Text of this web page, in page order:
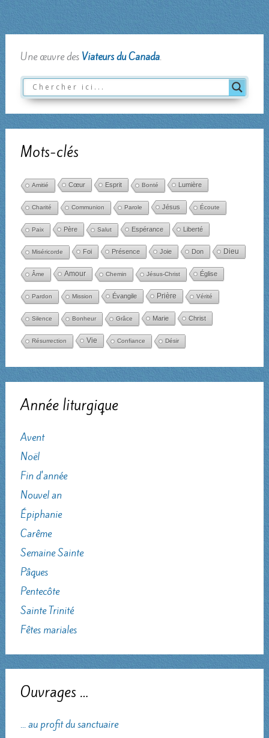
Une œuvre des Viateurs du Canada.
Mots-clés
Amitié Cœur Esprit Bonté Lumière
Charité Communion Parole Jésus Écoute
Paix Père Salut Espérance Liberté
Miséricorde Foi Présence Joie Don Dieu
Âme Amour Chemin Jésus-Christ Église
Pardon Mission Évangile Prière Vérité
Silence Bonheur Grâce Marie Christ
Résurrection Vie Confiance Désir
Année liturgique
Avent
Noël
Fin d'année
Nouvel an
Épiphanie
Carême
Semaine Sainte
Pâques
Pentecôte
Sainte Trinité
Fêtes mariales
Ouvrages …
... au profit du sanctuaire